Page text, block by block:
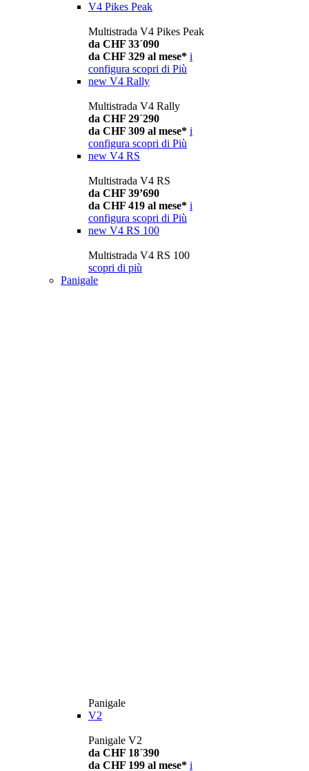
V4 Pikes Peak
Multistrada V4 Pikes Peak
da CHF 33´090
da CHF 329 al mese* i
configura scopri di Più
new V4 Rally
Multistrada V4 Rally
da CHF 29´290
da CHF 309 al mese* i
configura scopri di Più
new V4 RS
Multistrada V4 RS
da CHF 39’690
da CHF 419 al mese* i
configura scopri di Più
new V4 RS 100
Multistrada V4 RS 100
scopri di più
Panigale
Panigale
V2
Panigale V2
da CHF 18´390
da CHF 199 al mese* i